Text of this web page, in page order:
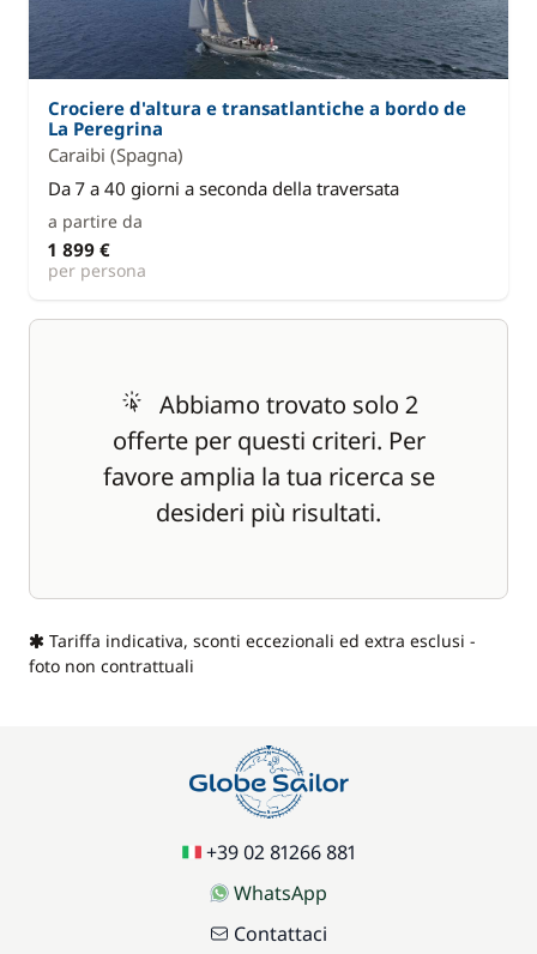
Crociere d'altura e transatlantiche a bordo de
La Peregrina
Caraibi (Spagna)
Da 7 a 40 giorni a seconda della traversata
a partire da
1 899 €
per persona
Abbiamo trovato solo 2
offerte per questi criteri. Per
favore amplia la tua ricerca se
desideri più risultati.
Tariffa indicativa, sconti eccezionali ed extra esclusi -
foto non contrattuali
+39 02 81266 881
WhatsApp
Contattaci